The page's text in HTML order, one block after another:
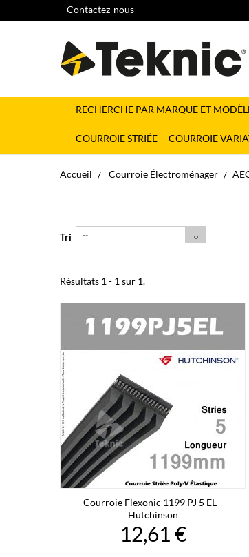
Contactez-nous
RECHERCHE PAR MARQUE ET
COURROIE STRIÉE COURROIE
Accueil Courroie Électroménager
Tri --
Résultats 1 - 1 sur 1.
Courroie Flexonic 1199 PJ 5 EL -
Hutchinson
12,61 €